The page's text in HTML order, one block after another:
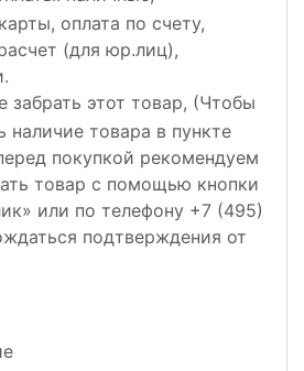
оплата по счету,
(для юр.лиц),
этот товар, (Чтобы
наличие товара в пункте
покупкой рекомендуем
товар с помощью кнопки
или по телефону +7 (495)
подтверждения от